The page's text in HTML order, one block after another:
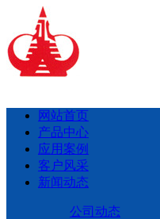
网站首页
产品中心
应用案例
客户风采
新闻动态
公司动态